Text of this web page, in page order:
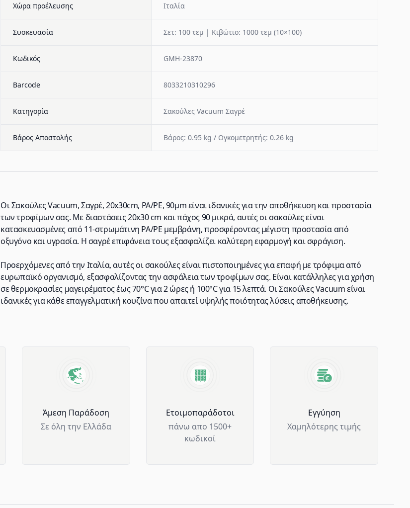
Χώρα προέλευσης Ιταλία
Συσκευασία Σετ: 100 τεμ | Κιβώτιο: 1000 τεμ (10×100)
Κωδικός GMH-23870
Barcode 8033210310296
Κατηγορία Σακούλες Vacuum Σαγρέ
Βάρος Αποστολής Βάρος: 0.95 kg / Ογκομετρητής: 0.26 kg
Οι Σακούλες Vacuum, Σαγρέ, 20x30cm, PA/PE, 90μm είναι ιδανικές για την αποθήκευση και προστασία
των τροφίμων σας. Με διαστάσεις 20x30 cm και πάχος 90 μικρά, αυτές οι σακούλες είναι
κατασκευασμένες από 11-στρωμάτινη PA/PE μεμβράνη, προσφέροντας μέγιστη προστασία από
οξυγόνο και υγρασία. Η σαγρέ επιφάνεια τους εξασφαλίζει καλύτερη εφαρμογή και σφράγιση.
Προερχόμενες από την Ιταλία, αυτές οι σακούλες είναι πιστοποιημένες για επαφή με τρόφιμα από
ευρωπαϊκό οργανισμό, εξασφαλίζοντας την ασφάλεια των τροφίμων σας. Είναι κατάλληλες για χρήση
σε θερμοκρασίες μαγειρέματος έως 70°C για 2 ώρες ή 100°C για 15 λεπτά. Οι Σακούλες Vacuum είναι
ιδανικές για κάθε επαγγελματική κουζίνα που απαιτεί υψηλής ποιότητας λύσεις αποθήκευσης.
Άμεση Παράδοση
Σε όλη την Ελλάδα
Ετοιμοπαράδοτοι
πάνω απο 1500+
κωδικοί
Eγγύηση
Χαμηλότερης τιμής